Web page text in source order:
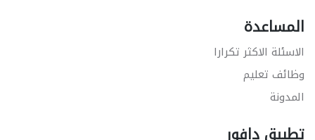
المساعدة
الاسئلة الاكثر تكرارا
وظائف تعليم
المدونة